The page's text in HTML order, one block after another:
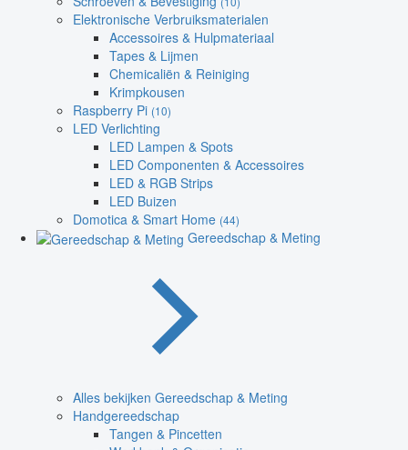
Elektronische Verbruiksmaterialen
Accessoires & Hulpmateriaal
Tapes & Lijmen
Chemicaliën & Reiniging
Krimpkousen
Raspberry Pi (10)
LED Verlichting
LED Lampen & Spots
LED Componenten & Accessoires
LED & RGB Strips
LED Buizen
Domotica & Smart Home (44)
Gereedschap & Meting
Alles bekijken Gereedschap & Meting
Handgereedschap
Tangen & Pincetten